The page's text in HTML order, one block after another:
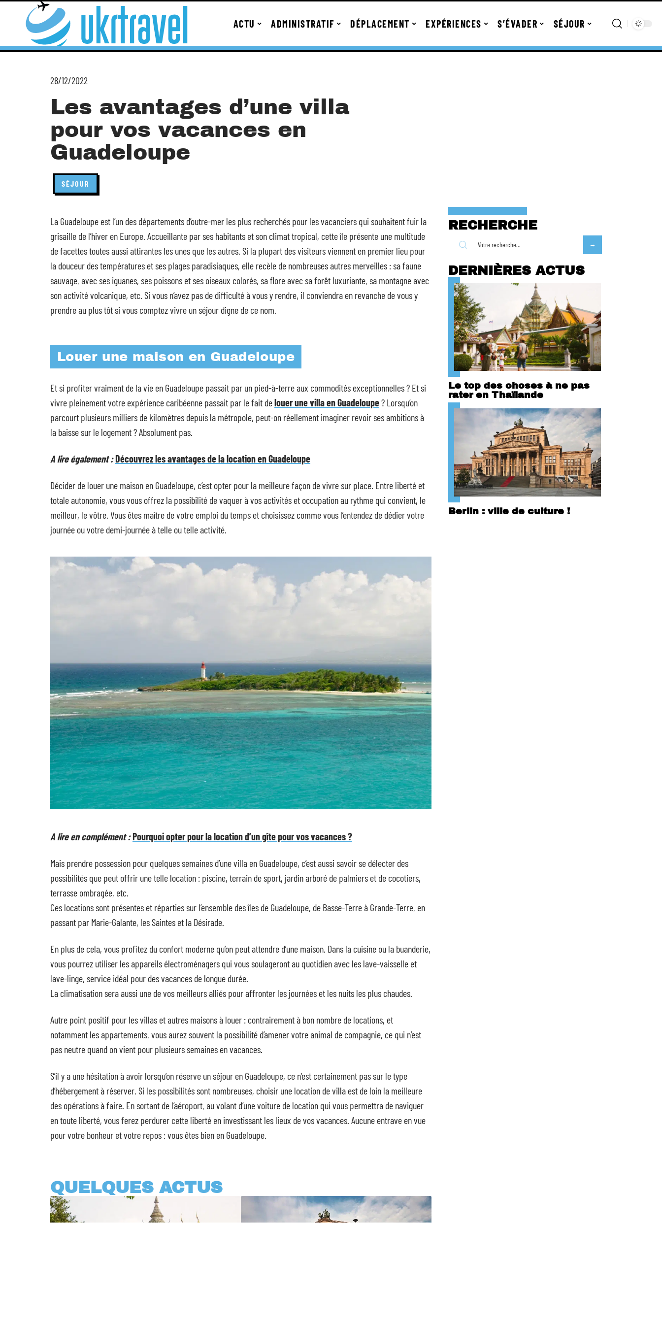
ACTU ADMINISTRATIF DÉPLACEMENT EXPÉRIENCES S’ÉVADER SÉJOUR
28/12/2022
Les avantages d’une villa
pour vos vacances en
Guadeloupe
SÉJOUR
La Guadeloupe est l’un des départements d’outre-mer les plus recherchés pour les vacanciers qui souhaitent fuir la
grisaille de l’hiver en Europe. Accueillante par ses habitants et son climat tropical, cette île présente une multitude
de facettes toutes aussi attirantes les unes que les autres. Si la plupart des visiteurs viennent en premier lieu pour
la douceur des températures et ses plages paradisiaques, elle recèle de nombreuses autres merveilles : sa faune
sauvage, avec ses iguanes, ses poissons et ses oiseaux colorés, sa flore avec sa forêt luxuriante, sa montagne avec
son activité volcanique, etc. Si vous n’avez pas de difficulté à vous y rendre, il conviendra en revanche de vous y
prendre au plus tôt si vous comptez vivre un séjour digne de ce nom.
Louer une maison en Guadeloupe
Et si profiter vraiment de la vie en Guadeloupe passait par un pied-à-terre aux commodités exceptionnelles ? Et si
vivre pleinement votre expérience caribéenne passait par le fait delouer une villa en Guadeloupe? Lorsqu’on
parcourt plusieurs milliers de kilomètres depuis la métropole, peut-on réellement imaginer revoir ses ambitions à
la baisse sur le logement ? Absolument pas.
A lire également :Découvrez les avantages de la location en Guadeloupe
Décider de louer une maison en Guadeloupe, c’est opter pour la meilleure façon de vivre sur place. Entre liberté et
totale autonomie, vous vous offrez la possibilité de vaquer à vos activités et occupation au rythme qui convient, le
meilleur, le vôtre. Vous êtes maître de votre emploi du temps et choisissez comme vous l’entendez de dédier votre
journée ou votre demi-journée à telle ou telle activité.
A lire en complément :Pourquoi opter pour la location d’un gîte pour vos vacances ?
Mais prendre possession pour quelques semaines d’une villa en Guadeloupe, c’est aussi savoir se délecter des
possibilités que peut offrir une telle location : piscine, terrain de sport, jardin arboré de palmiers et de cocotiers,
terrasse ombragée, etc.
Ces locations sont présentes et réparties sur l’ensemble des îles de Guadeloupe, de Basse-Terre à Grande-Terre, en
passant par Marie-Galante, les Saintes et la Désirade.
En plus de cela, vous profitez du confort moderne qu’on peut attendre d’une maison. Dans la cuisine ou la buanderie,
vous pourrez utiliser les appareils électroménagers qui vous soulageront au quotidien avec les lave-vaisselle et
lave-linge, service idéal pour des vacances de longue durée.
La climatisation sera aussi une de vos meilleurs alliés pour affronter les journées et les nuits les plus chaudes.
Autre point positif pour les villas et autres maisons à louer : contrairement à bon nombre de locations, et
notamment les appartements, vous aurez souvent la possibilité d’amener votre animal de compagnie, ce qui n’est
pas neutre quand on vient pour plusieurs semaines en vacances.
S’il y a une hésitation à avoir lorsqu’on réserve un séjour en Guadeloupe, ce n’est certainement pas sur le type
d’hébergement à réserver. Si les possibilités sont nombreuses, choisir une location de villa est de loin la meilleure
des opérations à faire. En sortant de l’aéroport, au volant d’une voiture de location qui vous permettra de naviguer
en toute liberté, vous ferez perdurer cette liberté en investissant les lieux de vos vacances. Aucune entrave en vue
pour votre bonheur et votre repos : vous êtes bien en Guadeloupe.
QUELQUES ACTUS
RECHERCHE
DERNIÈRES ACTUS
Le top des choses à ne pas
rater en Thaïlande
Berlin : ville de culture !